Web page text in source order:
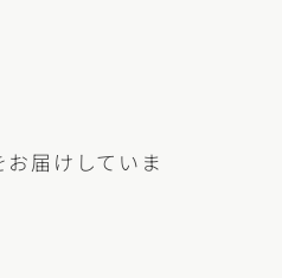
届けしていま